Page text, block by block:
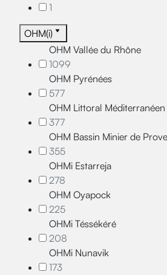
1
OHM(i)
OHM Vallée du Rhône
1099
OHM Pyrénées
577
OHM Littoral Méditerranéen
377
OHM Bassin Minier de
355
OHMi Estarreja
278
OHM Oyapock
225
OHMi Téssékéré
208
OHMi Nunavik
173